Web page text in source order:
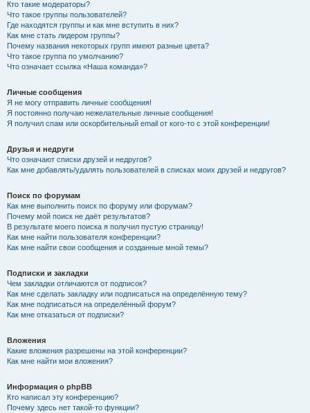
Кто такие модераторы?
Что такое группы пользователей?
Где находятся группы и как мне вступить в них?
Как мне стать лидером группы?
Почему названия некоторых групп имеют разные цвета?
Что такое группа по умолчанию?
Что означает ссылка «Наша команда»?
Личные сообщения
Я не могу отправить личные сообщения!
Я постоянно получаю нежелательные личные сообщения!
Я получил спам или оскорбительный email от кого-то с этой конференции!
Друзья и недруги
Что означают списки друзей и недругов?
Как мне добавлять/удалять пользователей в списках моих друзей и недругов?
Поиск по форумам
Как мне выполнить поиск по форуму или форумам?
Почему мой поиск не даёт результатов?
В результате моего поиска я получил пустую страницу!
Как мне найти пользователя конференции?
Как мне найти свои сообщения и созданные мной темы?
Подписки и закладки
Чем закладки отличаются от подписок?
Как мне сделать закладку или подписаться на определённую тему?
Как мне подписаться на определённый форум?
Как мне отказаться от подписки?
Вложения
Какие вложения разрешены на этой конференции?
Как мне найти мои вложения?
Информация о phpBB
Кто написал эту конференцию?
Почему здесь нет такой-то функции?